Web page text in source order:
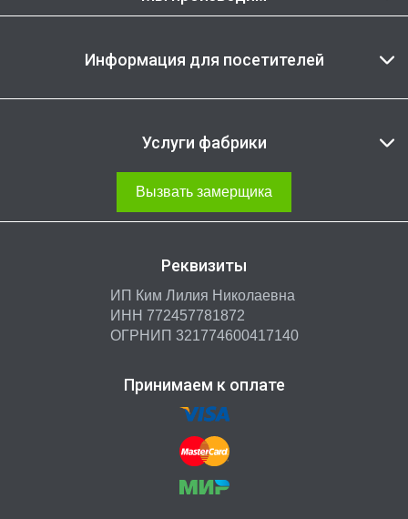
Информация для посетителей
Услуги фабрики
Вызвать замерщика
Реквизиты
ИП Ким Лилия Николаевна
ИНН 772457781872
ОГРНИП 321774600417140
Принимаем к оплате